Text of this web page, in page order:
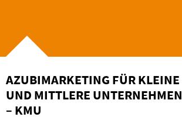
AZUBIMARKETING FÜR KLEINE
UND MITTLERE UNTERNEHMEN
– KMU